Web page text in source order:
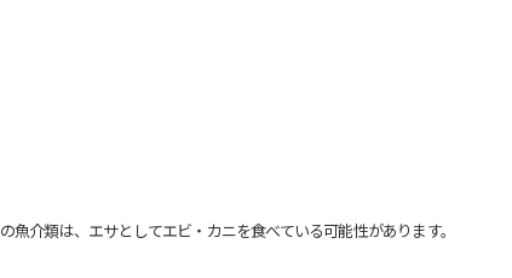
介類は、エサとしてエビ・カニを食べている可能性があります。